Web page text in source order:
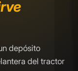
depósito
del tractor